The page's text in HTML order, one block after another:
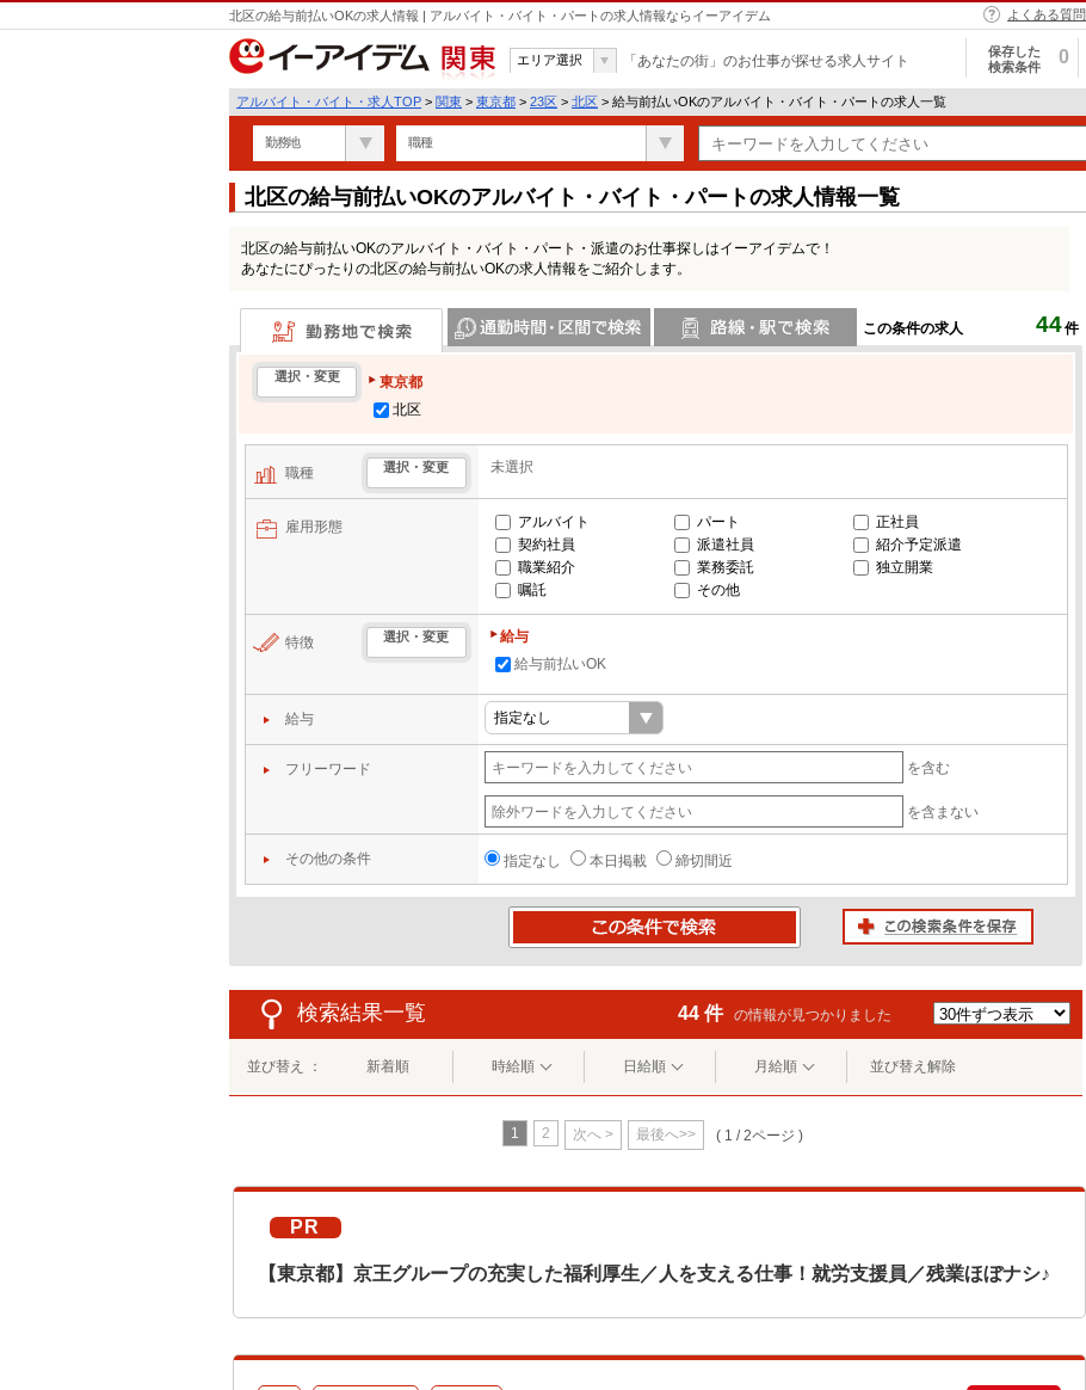
北区の給与前払いOKの求人情報 | アルバイト・バイト・パートの求人情報ならイーアイデム よくある質問
関東
エリア選択 「あなたの街」のお仕事が探せる求人サイト
保存した
検索条件
0
アルバイト・バイト・求人TOP > 関東 > 東京都 > 23区 > 北区 > 給与前払いOKのアルバイト・バイト・パートの求人一覧
勤務地 職種
北区の給与前払いOKのアルバイト・バイト・パートの求人情報一覧
北区の給与前払いOKのアルバイト・バイト・パート・派遣のお仕事探しはイーアイデムで！
あなたにぴったりの北区の給与前払いOKの求人情報をご紹介します。
この条件の求人 44件
勤務地で検索
選択・変更
東京都
北区
職種 選択・変更 未選択
雇用形態 アルバイト パート
正社員
契約社員
派遣社員
紹介予定派遣
職業紹介
業務委託
独立開業
嘱託
その他
特徴 選択・変更
給与
給与前払いOK
給与
フリーワード を含む
を含まない
その他の条件 指定なし 本日掲載 締切間近
検索結果一覧 44 件 の情報が見つかりました
並び替え ： 新着順 時給順 日給順 月給順 並び替え解除
1 2 次へ > 最後へ>> ( 1 / 2ページ )
PR
【東京都】京王グループの充実した福利厚生／人を支える仕事！就労支援員／残業ほぼナシ♪